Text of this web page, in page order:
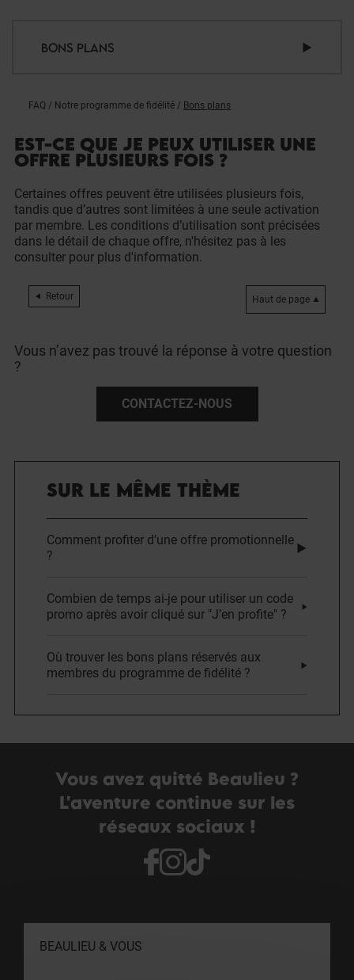
BONS PLANS
FAQ / Notre programme de fidélité / Bons plans
EST-CE QUE JE PEUX UTILISER UNE
OFFRE PLUSIEURS FOIS ?
Certaines offres peuvent être utilisées plusieurs fois,
tandis que d’autres sont limitées à une seule activation
par membre. Les conditions d’utilisation sont précisées
dans le détail de chaque offre, n'hésitez pas à les
consulter pour plus d'information.
Retour Haut de page
Vous n’avez pas trouvé la réponse à votre question
?
CONTACTEZ-NOUS
SUR LE MÊME THÈME
Comment profiter d’une offre promotionnelle
?
Combien de temps ai-je pour utiliser un code
promo après avoir cliqué sur "J’en profite" ?
Où trouver les bons plans réservés aux
membres du programme de fidélité ?
Vous avez quitté Beaulieu ?
L'aventure continue sur les
réseaux sociaux !
BEAULIEU & VOUS